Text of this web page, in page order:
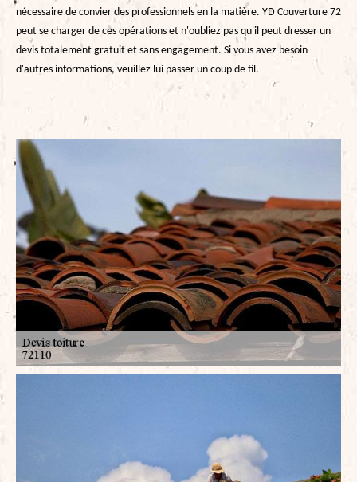
nécessaire de convier des professionnels en la matière. YD Couverture 72
peut se charger de ces opérations et n'oubliez pas qu'il peut dresser un
devis totalement gratuit et sans engagement. Si vous avez besoin
d'autres informations, veuillez lui passer un coup de fil.